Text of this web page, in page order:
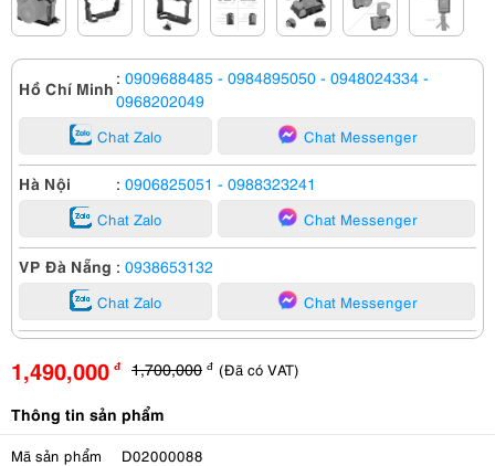
Hồ Chí Minh : 0909688485 - 0984895050 - 0948024334 -
0968202049
Chat Zalo Chat Messenger
Hà Nội : 0906825051 - 0988323241
Chat Zalo Chat Messenger
VP Đà Nẵng : 0938653132
Chat Zalo Chat Messenger
1,490,000 đ 1,700,000 đ (Đã có VAT)
Thông tin sản phẩm
Mã sản phẩm D02000088